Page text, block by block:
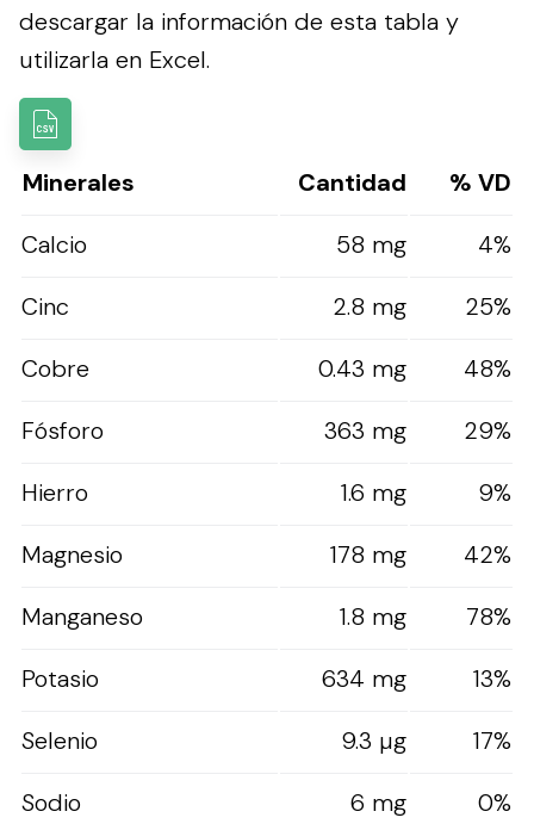
descargar la información de esta tabla y
utilizarla en Excel.
Minerales Cantidad
% VD
Calcio
58 mg
4%
Cinc
2.8 mg
25%
Cobre
0.43 mg
48%
Fósforo
363 mg
29%
Hierro
1.6 mg
9%
Magnesio
178 mg
42%
Manganeso
1.8 mg
78%
Potasio
634 mg
13%
Selenio
9.3 µg
17%
Sodio
6 mg 0%